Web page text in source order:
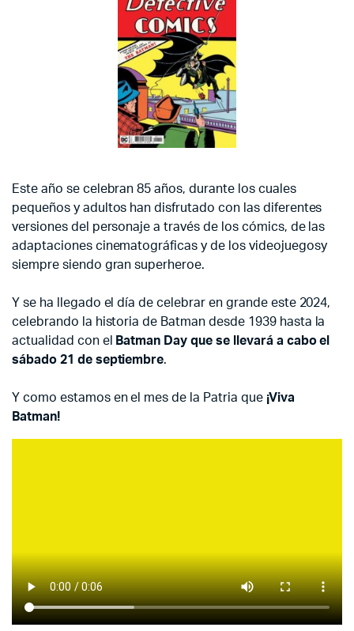
Este año se celebran 85 años, durante los cuales
pequeños y adultos han disfrutado con las diferentes
versiones del personaje a través de los cómics, de las
adaptaciones cinematográficas y de los videojuegosy
siempre siendo gran superheroe.
Y se ha llegado el día de celebrar en grande este 2024,
celebrando la historia de Batman desde 1939 hasta la
actualidad con el
Batman Day que se llevará a cabo el
sábado 21 de septiembre.
Y como estamos en el mes de la Patria que ¡Viva
Batman!